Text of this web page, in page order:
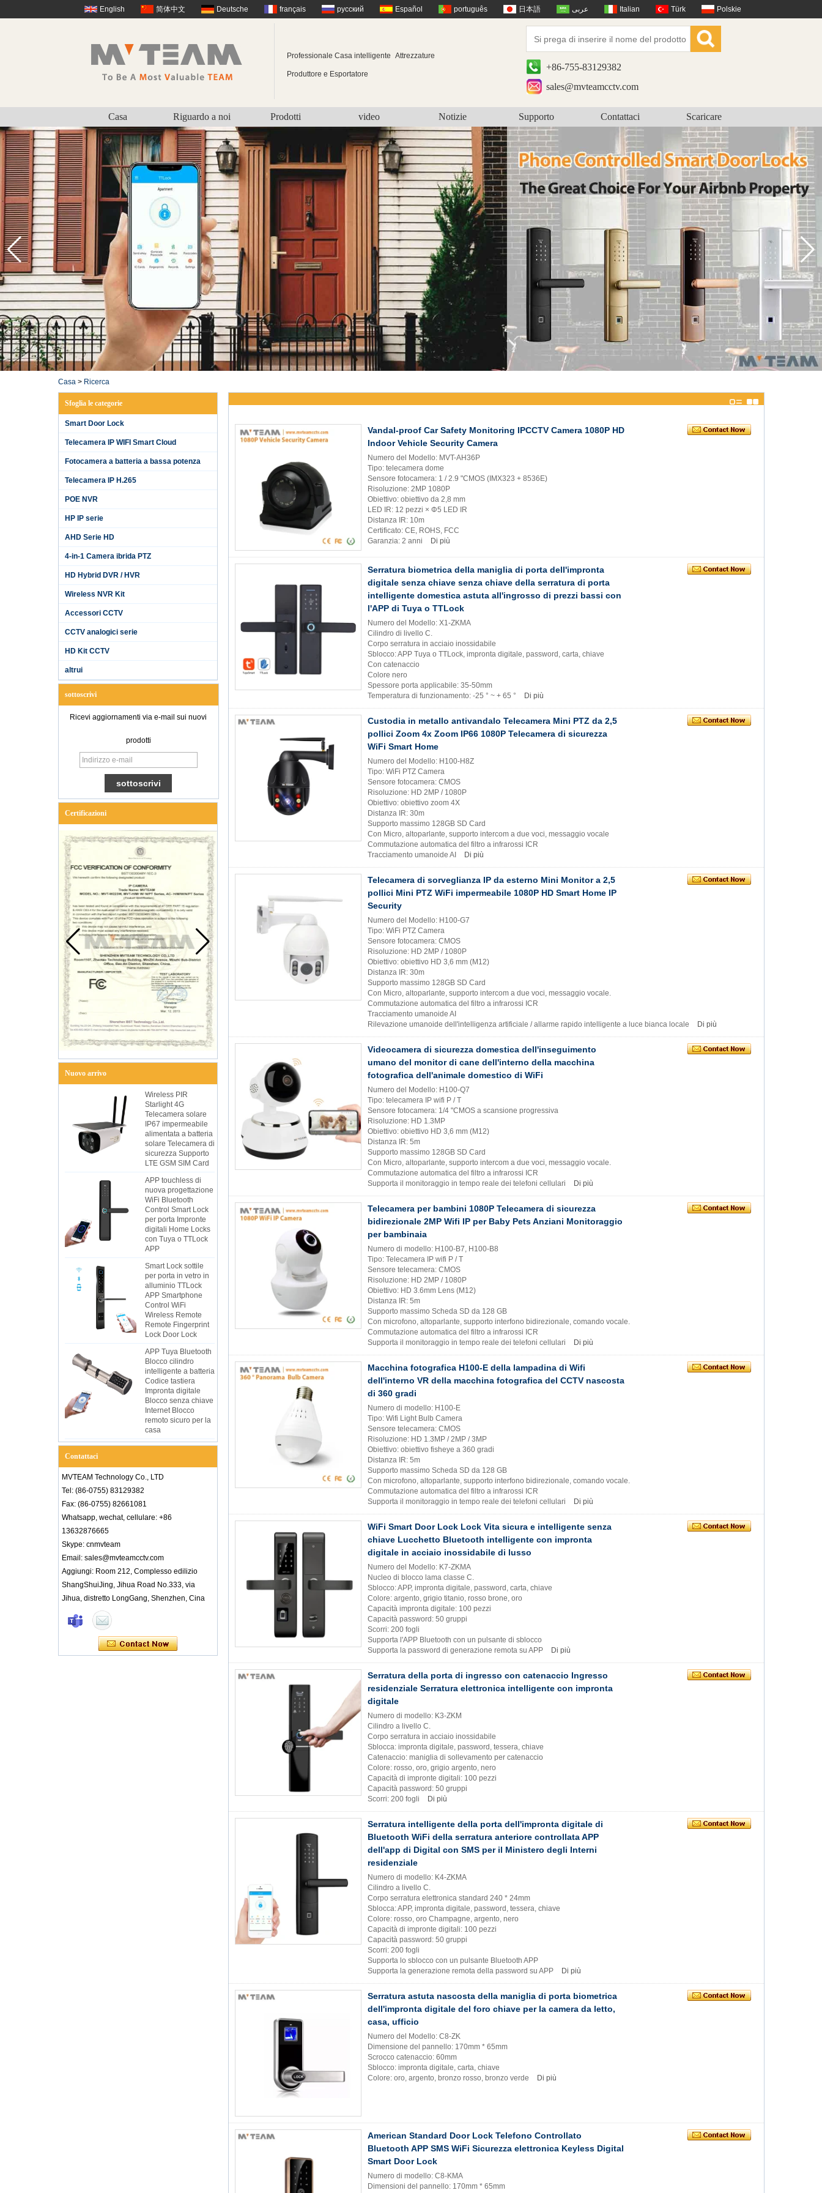
English 简体中文 Deutsche français русский Español português 日本語 عربى Italian Türk Polskie
Professionale Casa intelligente Attrezzature
Produttore e Esportatore
+86-755-83129382
sales@mvteamcctv.com
Casa Riguardo a noi Prodotti video Notizie Supporto Contattaci Scaricare
Casa> Ricerca
Sfoglia le categorie
Smart Door Lock
Telecamera IP WIFI Smart Cloud
Fotocamera a batteria a bassa potenza
Telecamera IP H.265
POE NVR
HP IP serie
AHD Serie HD
4-in-1 Camera ibrida PTZ
HD Hybrid DVR / HVR
Wireless NVR Kit
Accessori CCTV
CCTV analogici serie
HD Kit CCTV
altrui
sottoscrivi
Ricevi aggiornamenti via e-mail sui nuovi
prodotti
Certificazioni
Nuovo arrivo
Wireless PIR
Starlight 4G
Telecamera solare
IP67 impermeabile
alimentata a batteria
solare Telecamera di
sicurezza Supporto
LTE GSM SIM Card
APP touchless di
nuova progettazione
WiFi Bluetooth
Control Smart Lock
per porta Impronte
digitali Home Locks
con Tuya o TTLock
APP
Smart Lock sottile
per porta in vetro in
alluminio TTLock
APP Smartphone
Control WiFi
Wireless Remote
Remote Fingerprint
Lock Door Lock
APP Tuya Bluetooth
Blocco cilindro
intelligente a batteria
Codice tastiera
Impronta digitale
Blocco senza chiave
Internet Blocco
remoto sicuro per la
casa
Contattaci
MVTEAM Technology Co., LTD
Tel: (86-0755) 83129382
Fax: (86-0755) 82661081
Whatsapp, wechat, cellulare: +86
13632876665
Skype: cnmvteam
Email: sales@mvteamcctv.com
Aggiungi: Room 212, Complesso edilizio
ShangShuiJing, Jihua Road No.333, via
Jihua, distretto LongGang, Shenzhen, Cina
Vandal-proof Car Safety Monitoring IPCCTV Camera 1080P HD
Indoor Vehicle Security Camera
Numero del Modello: MVT-AH36P
Tipo: telecamera dome
Sensore fotocamera: 1 / 2.9 "CMOS (IMX323 + 8536E)
Risoluzione: 2MP 1080P
Obiettivo: obiettivo da 2,8 mm
LED IR: 12 pezzi × Φ5 LED IR
Distanza IR: 10m
Certificato: CE, ROHS, FCC
Garanzia: 2 anni
Di più
Serratura biometrica della maniglia di porta dell'impronta
digitale senza chiave senza chiave della serratura di porta
intelligente domestica astuta all'ingrosso di prezzi bassi con
l'APP di Tuya o TTLock
Numero del Modello: X1-ZKMA
Cilindro di livello C.
Corpo serratura in acciaio inossidabile
Sblocco: APP Tuya o TTLock, impronta digitale, password, carta, chiave
Con catenaccio
Colore nero
Spessore porta applicabile: 35-50mm
Temperatura di funzionamento: -25 ° ~ + 65 °
Di più
Custodia in metallo antivandalo Telecamera Mini PTZ da 2,5
pollici Zoom 4x Zoom IP66 1080P Telecamera di sicurezza
WiFi Smart Home
Numero del Modello: H100-H8Z
Tipo: WiFi PTZ Camera
Sensore fotocamera: CMOS
Risoluzione: HD 2MP / 1080P
Obiettivo: obiettivo zoom 4X
Distanza IR: 30m
Supporto massimo 128GB SD Card
Con Micro, altoparlante, supporto intercom a due voci, messaggio vocale
Commutazione automatica del filtro a infrarossi ICR
Tracciamento umanoide AI
Di più
Telecamera di sorveglianza IP da esterno Mini Monitor a 2,5
pollici Mini PTZ WiFi impermeabile 1080P HD Smart Home IP
Security
Numero del Modello: H100-G7
Tipo: WiFi PTZ Camera
Sensore fotocamera: CMOS
Risoluzione: HD 2MP / 1080P
Obiettivo: obiettivo HD 3,6 mm (M12)
Distanza IR: 30m
Supporto massimo 128GB SD Card
Con Micro, altoparlante, supporto intercom a due voci, messaggio vocale.
Commutazione automatica del filtro a infrarossi ICR
Tracciamento umanoide AI
Rilevazione umanoide dell'intelligenza artificiale / allarme rapido intelligente a luce bianca locale
Di più
Videocamera di sicurezza domestica dell'inseguimento
umano del monitor di cane dell'interno della macchina
fotografica dell'animale domestico di WiFi
Numero del Modello: H100-Q7
Tipo: telecamera IP wifi P / T
Sensore fotocamera: 1/4 "CMOS a scansione progressiva
Risoluzione: HD 1.3MP
Obiettivo: obiettivo HD 3,6 mm (M12)
Distanza IR: 5m
Supporto massimo 128GB SD Card
Con Micro, altoparlante, supporto intercom a due voci, messaggio vocale.
Commutazione automatica del filtro a infrarossi ICR
Supporta il monitoraggio in tempo reale dei telefoni cellulari
Di più
Telecamera per bambini 1080P Telecamera di sicurezza
bidirezionale 2MP Wifi IP per Baby Pets Anziani Monitoraggio
per bambinaia
Numero di modello: H100-B7, H100-B8
Tipo: Telecamera IP wifi P / T
Sensore telecamera: CMOS
Risoluzione: HD 2MP / 1080P
Obiettivo: HD 3.6mm Lens (M12)
Distanza IR: 5m
Supporto massimo Scheda SD da 128 GB
Con microfono, altoparlante, supporto interfono bidirezionale, comando vocale.
Commutazione automatica del filtro a infrarossi ICR
Supporta il monitoraggio in tempo reale dei telefoni cellulari
Di più
Macchina fotografica H100-E della lampadina di Wifi
dell'interno VR della macchina fotografica del CCTV nascosta
di 360 gradi
Numero di modello: H100-E
Tipo: Wifi Light Bulb Camera
Sensore telecamera: CMOS
Risoluzione: HD 1.3MP / 2MP / 3MP
Obiettivo: obiettivo fisheye a 360 gradi
Distanza IR: 5m
Supporto massimo Scheda SD da 128 GB
Con microfono, altoparlante, supporto interfono bidirezionale, comando vocale.
Commutazione automatica del filtro a infrarossi ICR
Supporta il monitoraggio in tempo reale dei telefoni cellulari
Di più
WiFi Smart Door Lock Lock Vita sicura e intelligente senza
chiave Lucchetto Bluetooth intelligente con impronta
digitale in acciaio inossidabile di lusso
Numero del Modello: K7-ZKMA
Nucleo di blocco lama classe C.
Sblocco: APP, impronta digitale, password, carta, chiave
Colore: argento, grigio titanio, rosso brone, oro
Capacità impronta digitale: 100 pezzi
Capacità password: 50 gruppi
Scorri: 200 fogli
Supporta l'APP Bluetooth con un pulsante di sblocco
Supporta la password di generazione remota su APP
Di più
Serratura della porta di ingresso con catenaccio Ingresso
residenziale Serratura elettronica intelligente con impronta
digitale
Numero di modello: K3-ZKM
Cilindro a livello C.
Corpo serratura in acciaio inossidabile
Sblocca: impronta digitale, password, tessera, chiave
Catenaccio: maniglia di sollevamento per catenaccio
Colore: rosso, oro, grigio argento, nero
Capacità di impronte digitali: 100 pezzi
Capacità password: 50 gruppi
Scorri: 200 fogli
Di più
Serratura intelligente della porta dell'impronta digitale di
Bluetooth WiFi della serratura anteriore controllata APP
dell'app di Digital con SMS per il Ministero degli Interni
residenziale
Numero di modello: K4-ZKMA
Cilindro a livello C.
Corpo serratura elettronica standard 240 * 24mm
Sblocca: APP, impronta digitale, password, tessera, chiave
Colore: rosso, oro Champagne, argento, nero
Capacità di impronte digitali: 100 pezzi
Capacità password: 50 gruppi
Scorri: 200 fogli
Supporta lo sblocco con un pulsante Bluetooth APP
Supporta la generazione remota della password su APP
Di più
Serratura astuta nascosta della maniglia di porta biometrica
dell'impronta digitale del foro chiave per la camera da letto,
casa, ufficio
Numero del Modello: C8-ZK
Dimensione del pannello: 170mm * 65mm
Scrocco catenaccio: 60mm
Sblocco: impronta digitale, carta, chiave
Colore: oro, argento, bronzo rosso, bronzo verde
Di più
American Standard Door Lock Telefono Controllato
Bluetooth APP SMS WiFi Sicurezza elettronica Keyless Digital
Smart Door Lock
Numero di modello: C8-KMA
Dimensioni del pannello: 170mm * 65mm